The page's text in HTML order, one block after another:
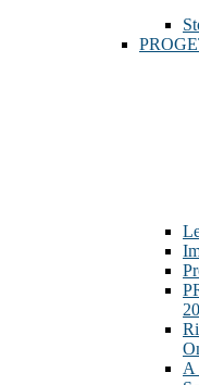
A